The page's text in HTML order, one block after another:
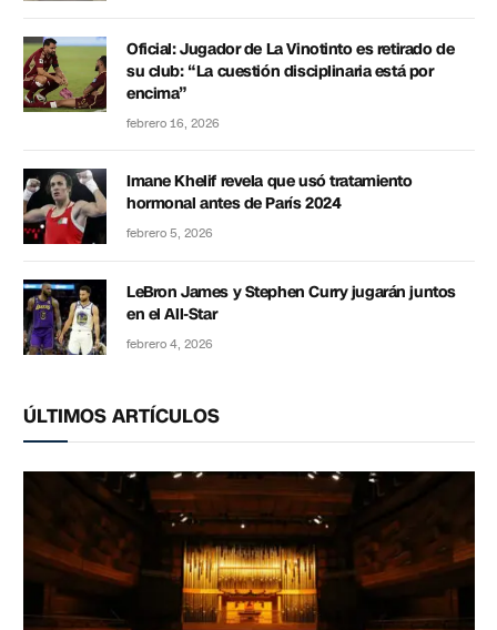
Oficial: Jugador de La Vinotinto es retirado de
su club: “La cuestión disciplinaria está por
encima”
febrero 16, 2026
Imane Khelif revela que usó tratamiento
hormonal antes de París 2024
febrero 5, 2026
LeBron James y Stephen Curry jugarán juntos
en el All-Star
febrero 4, 2026
ÚLTIMOS ARTÍCULOS